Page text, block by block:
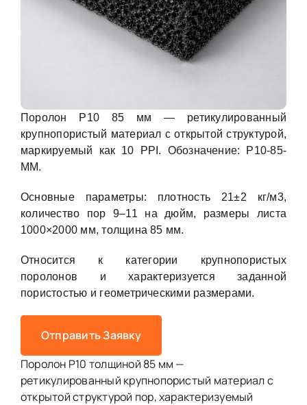
Поролон P10 85 мм — ретикулированный
крупнопористый материал с открытой структурой,
маркируемый как 10 PPI. Обозначение: P10-85-
MM.
Основные параметры: плотность 21±2 кг/м3,
количество пор 9–11 на дюйм, размеры листа
1000×2000 мм, толщина 85 мм.
Относится к категории крупнопористых
поролонов и характеризуется заданной
пористостью и геометрическими размерами.
Отправить Заявку
Поролон P10 толщиной 85 мм —
ретикулированный крупнопористый материал с
открытой структурой пор, характеризуемый